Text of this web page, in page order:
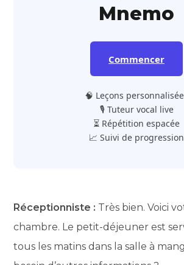
Mnemo
Commencer
🧠 Leçons
🎙️ Tuteur vocal live
⏳ Répétition espacée
📈 Suivi de progression
Réceptionniste : Très bien. Voici
chambre. Le petit-déjeuner est
tous les matins dans la salle à